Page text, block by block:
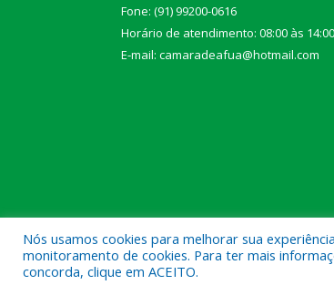
Fone: (91) 99200-0616
Horário de atendimento: 08:00 às 14:00
E-mail: camaradeafua@hotmail.com
Todos os direitos reservados a
Nós usamos cookies para melhorar sua
monitoramento de cookies. Para ter mais
concorda, clique em ACEITO.